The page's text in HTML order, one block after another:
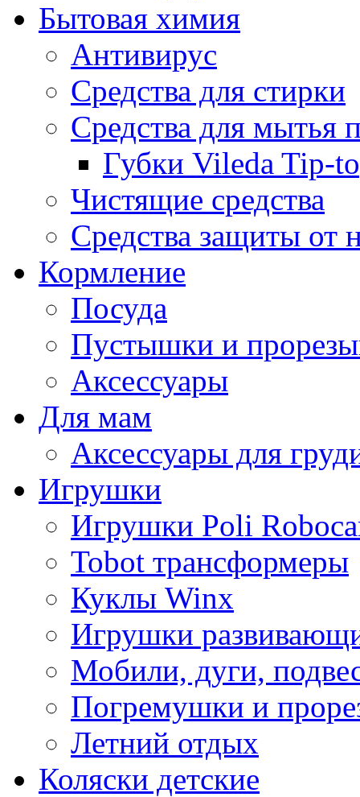
Бытовая химия
Антивирус
Средства для стирки
Средства для мытья
Губки Vileda Tip-
Чистящие средства
Средства защиты от
Кормление
Посуда
Пустышки и
Аксессуары
Для мам
Аксессуары для
Игрушки
Игрушки Poli
Tobot трансформеры
Куклы Winx
Игрушки
Мобили, дуги,
Погремушки и
Летний отдых
Коляски детские